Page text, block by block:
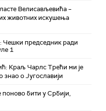
Велисављевића –
животних искушења
Чешки председник ради
1
Краљ Чарлс Трећи ми је
знао о Југославији
бити у Србији,